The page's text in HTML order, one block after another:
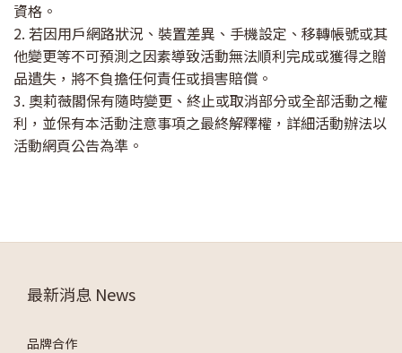
資格。
2. 若因用戶網路狀況、裝置差異、手機設定、移轉帳號或其
他變更等不可預測之因素導致活動無法順利完成或獲得之贈
品遺失，將不負擔任何責任或損害賠償。
3. 奧莉薇閣保有隨時變更、終止或取消部分或全部活動之權
利，並保有本活動注意事項之最終解釋權，詳細活動辦法以
活動網頁公告為準。
最新消息 News
品牌合作